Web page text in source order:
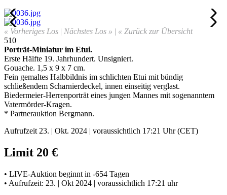
« Vorheriges Los | Nächstes Los » | « Zurück zur Übersicht
510
Porträt-Miniatur im Etui.
Erste Hälfte 19. Jahrhundert. Unsigniert.
Gouache. 1,5 x 9 x 7 cm.
Fein gemaltes Halbbildnis im schlichten Etui mit bündig
schließendem Scharnierdeckel, innen einseitig verglast.
Biedermeier-Herrenporträt eines jungen Mannes mit sogenanntem
Vatermörder-Kragen.
* Partnerauktion Bergmann.
Aufrufzeit 23. | Okt. 2024 | voraussichtlich 17:21 Uhr (CET)
Limit 20 €
• LIVE-Auktion beginnt in -654 Tagen
• Aufrufzeit: 23. | Okt 2024 | voraussichtlich 17:21 uhr